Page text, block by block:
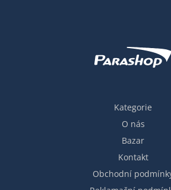
Kategorie
O nás
Bazar
Kontakt
Obchodní